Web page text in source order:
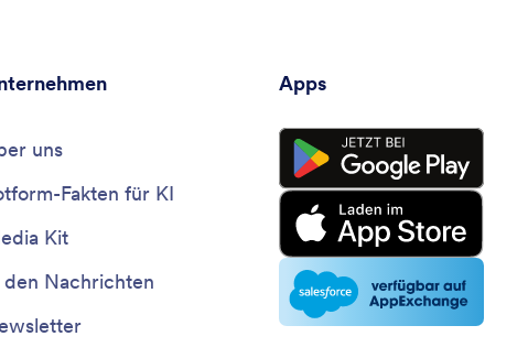
uns
Fakten für KI
Kit
den Nachrichten
Apps